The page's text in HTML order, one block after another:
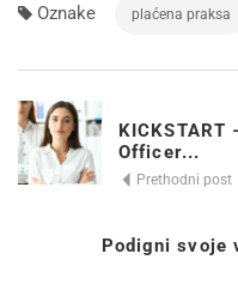
Oznake plaćena praksa
Officer...
Prethodni post
Podigni svoje